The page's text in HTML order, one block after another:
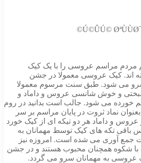
مردم مراسم عروسی را با یک کیک
اند. کیک عروسی معمولا در جشن
می شود. طبق سنت مرسوم معمولا
و خوش شانسی عروس و داماد و
خورده می شود. جالب است بدانید در روم
نماد ثروت در پایان مراسم بر سر
و داماد هر دو تیکه ای از کیک خورد
باقی تکه های کیک توسط مهمانان به
جمع آوری می شده است. امروزه نیز
شکوه همچنان محبوب هستند و در جشن
به مهمانان سرو می گردد.